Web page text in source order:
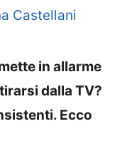
Castellani
in allarme
dalla TV?
Ecco